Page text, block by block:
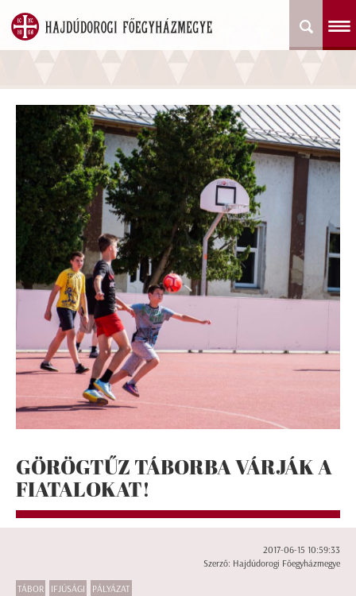
GÖRÖGTŰZ TÁBORBA VÁRJÁK A
FIATALOKAT!
2017-06-15 10:59:33
Szerző: Hajdúdorogi Főegyházmegye
TÁBOR IFJÚSÁGI PÁLYÁZAT